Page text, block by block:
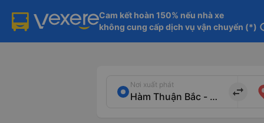
Cam kết hoàn 150% nếu nhà xe
không cung cấp dịch vụ vận chuyển (*)
Nơi xuất phát
import_export